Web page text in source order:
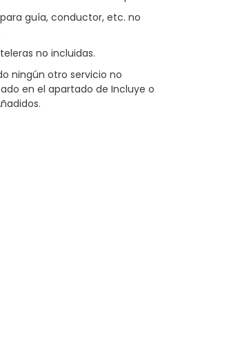
guía, conductor, etc. no
no incluidas.
ningún otro servicio no
en el apartado de Incluye o